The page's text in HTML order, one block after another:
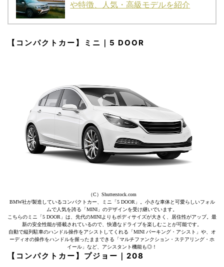
や特徴、人気・高級モデルを紹介
【コンパクトカー】ミニ｜5 DOOR
（C）Shutterstock.com
BMW社が製造しているコンパクトカー、ミニ「5 DOOR」。小さな車体と可愛らしいフォル
ムで人気を誇る「MINI」のデザインを受け継いでいます。
こちらのミニ「5 DOOR」は、先代のMINIよりもボディサイズが大きく、居住性がアップ。最
新の安全性能が搭載されているので、快適なドライブを楽しむことが可能です。
自動で縦列駐車のハンドル操作をアシストしてくれる「MINI パーキング・アシスト」や、オ
ーディオの操作をハンドルを握ったままできる「マルチファンクション・ステアリング・ホ
イール」など、アシスタント機能も◎！
【コンパクトカー】プジョー｜208